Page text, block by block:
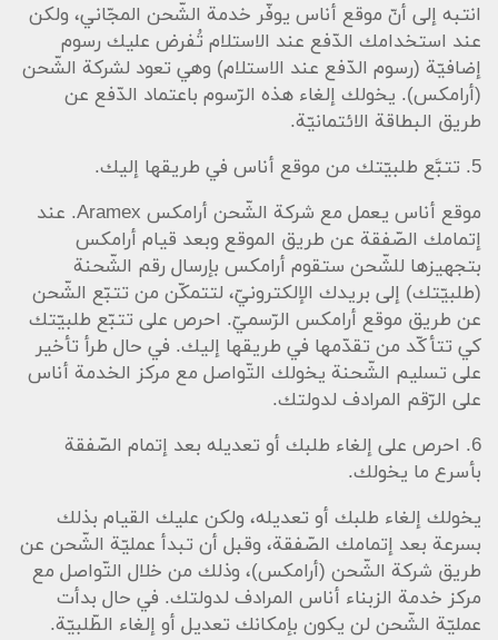
انتبه إلى أنّ موقع أناس يوفّر خدمة الشّحن المجّاني، ولكن
عند استخدامك الدّفع عند الاستلام تُفرض عليك رسوم
إضافيّة (رسوم الدّفع عند الاستلام) وهي تعود لشركة الشّحن
(أرامكس). يخولك إلغاء هذه الرّسوم باعتماد الدّفع عن
طريق البطاقة الائتمانيّة.
5. تتبَّع طلبيّتك من موقع أناس في طريقها إليك.
موقع أناس يعمل مع شركة الشّحن أرامكس Aramex. عند
إتمامك الصّفقة عن طريق الموقع وبعد قيام أرامكس
بتجهيزها للشّحن ستقوم أرامكس بإرسال رقم الشّحنة
(طلبيّتك) إلى بريدك الإلكترونيّ، لتتمكّن من تتبّع الشّحن
عن طريق موقع أرامكس الرّسميّ. احرص على تتبّع طلبيّتك
كي تتأكّد من تقدّمها في طريقها إليك. في حال طرأ تأخير
على تسليم الشّحنة يخولك التّواصل مع مركز الخدمة أناس
على الرّقم المرادف لدولتك.
6. احرص على إلغاء طلبك أو تعديله بعد إتمام الصّفقة
بأسرع ما يخولك.
يخولك إلغاء طلبك أو تعديله، ولكن عليك القيام بذلك
بسرعة بعد إتمامك الصّفقة، وقبل أن تبدأ عمليّة الشّحن عن
طريق شركة الشّحن (أرامكس)، وذلك من خلال التّواصل مع
مركز خدمة الزبناء أناس المرادف لدولتك. في حال بدأت
عمليّة الشّحن لن يكون بإمكانك تعديل أو إلغاء الطّلبيّة.